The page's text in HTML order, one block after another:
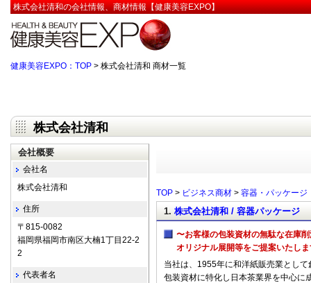
株式会社清和の会社情報、商材情報【健康美容EXPO】
健康美容EXPO：TOP > 株式会社清和 商材一覧
株式会社清和
TOP > ビジネス商材 > 容器・パッケージ
1. 株式会社清和 / 容器パッケージ
〜お客様の包装資材の無駄な在庫
オリジナル展開等をご提案いたし
当社は、1955年に和洋紙販売業とし
包装資材に特化し日本茶業界を中心に
会社概要
会社名
株式会社清和
住所
〒815-0082
福岡県福岡市南区大楠1丁目22-2
2
代表者名